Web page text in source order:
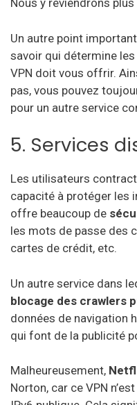
Nous y reviendrons
Un autre point
savoir qui détermine
VPN doit vous offrir.
pas, vous pouvez
pour un autre service
5. Services
Les utilisateurs
capacité à protéger les
offre beaucoup de
les mots de passe des
cartes de crédit, etc.
Un autre service dans
blocage des crawlers
données de navigation
qui font de la publicité
Malheureusement,
Norton, car ce VPN